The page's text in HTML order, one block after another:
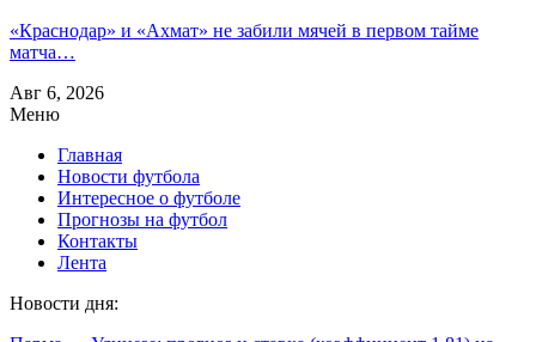
«Краснодар» и «Ахмат» не забили мячей в первом тайме
матча…
Авг 6, 2026
Меню
Главная
Новости футбола
Интересное о футболе
Прогнозы на футбол
Контакты
Лента
Новости дня: